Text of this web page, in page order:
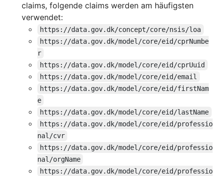
claims, folgende claims werden am häufigsten
verwendet:
https://data.gov.dk/concept/core/nsis/loa
https://data.gov.dk/model/core/eid/cprNumbe
r
https://data.gov.dk/model/core/eid/cprUuid
https://data.gov.dk/model/core/eid/email
https://data.gov.dk/model/core/eid/firstNam
e
https://data.gov.dk/model/core/eid/lastName
https://data.gov.dk/model/core/eid/professio
nal/cvr
https://data.gov.dk/model/core/eid/professio
nal/orgName
https://data.gov.dk/model/core/eid/professio